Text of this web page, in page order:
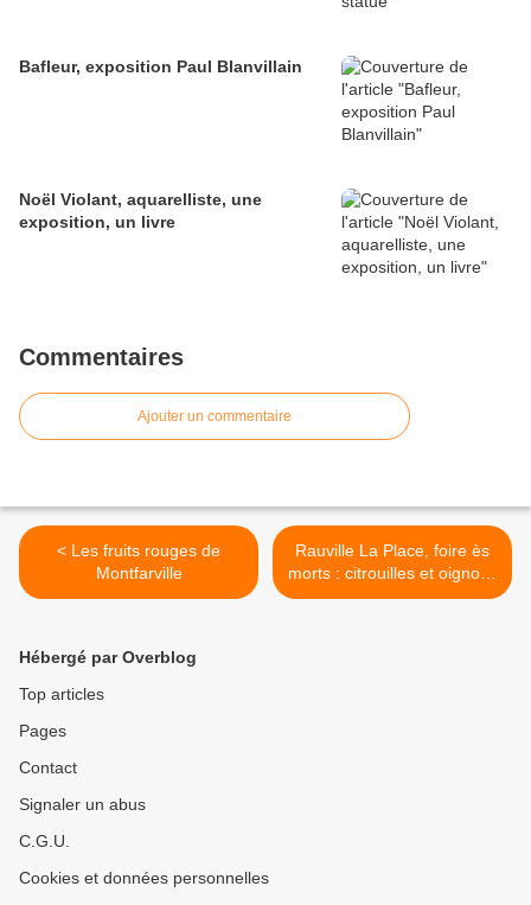
Bafleur, exposition Paul Blanvillain
Noël Violant, aquarelliste, une
exposition, un livre
Commentaires
Ajouter un commentaire
< Les fruits rouges de
Montfarville
Rauville La Place, foire ès
morts : citrouilles et oignons
>
Hébergé par Overblog
Top articles
Pages
Contact
Signaler un abus
C.G.U.
Cookies et données personnelles